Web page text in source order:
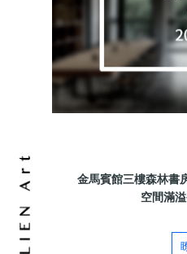
金馬賓館三樓森林書
空間滿